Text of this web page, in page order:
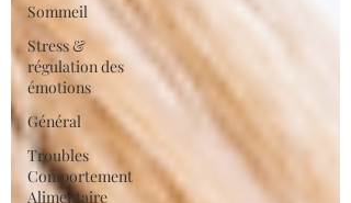
Sommeil
Stress &
régulation des
émotions
Général
Troubles
Comportement
Alimentaire